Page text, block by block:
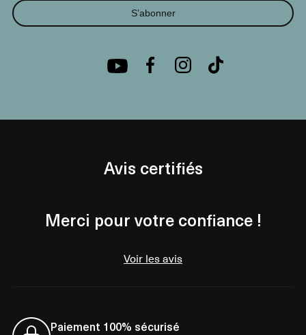
S’abonner
Avis certifiés
Merci pour votre confiance !
Voir les avis
Paiement 100% sécurisé